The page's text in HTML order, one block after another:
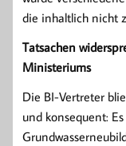
die inhaltlich nicht
Tatsachen
Ministeriums
Die BI-Vertreter
und konsequent: